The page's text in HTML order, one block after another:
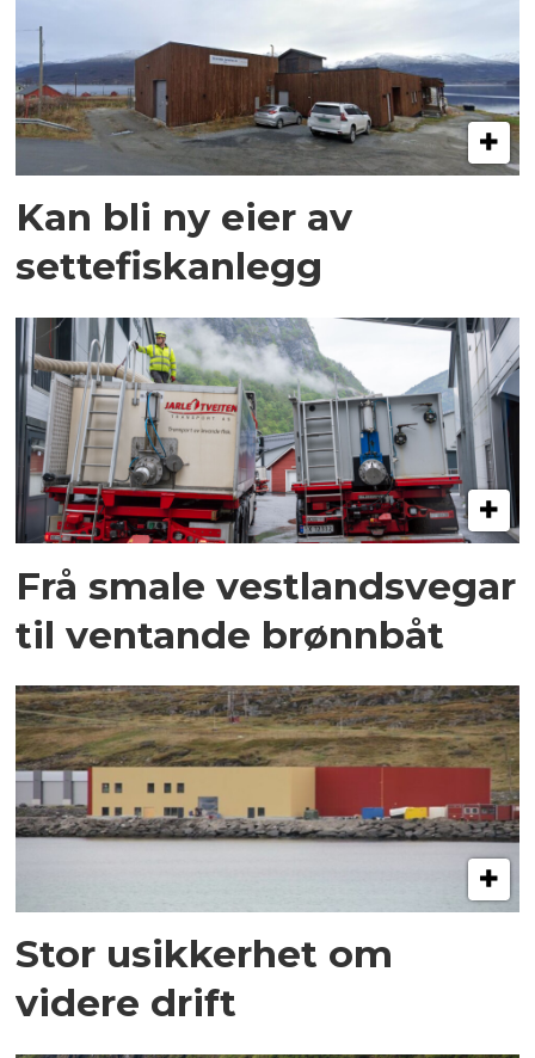
Kan bli ny eier av
settefiskanlegg
Frå smale vestlandsvegar
til ventande brønnbåt
Stor usikkerhet om
videre drift